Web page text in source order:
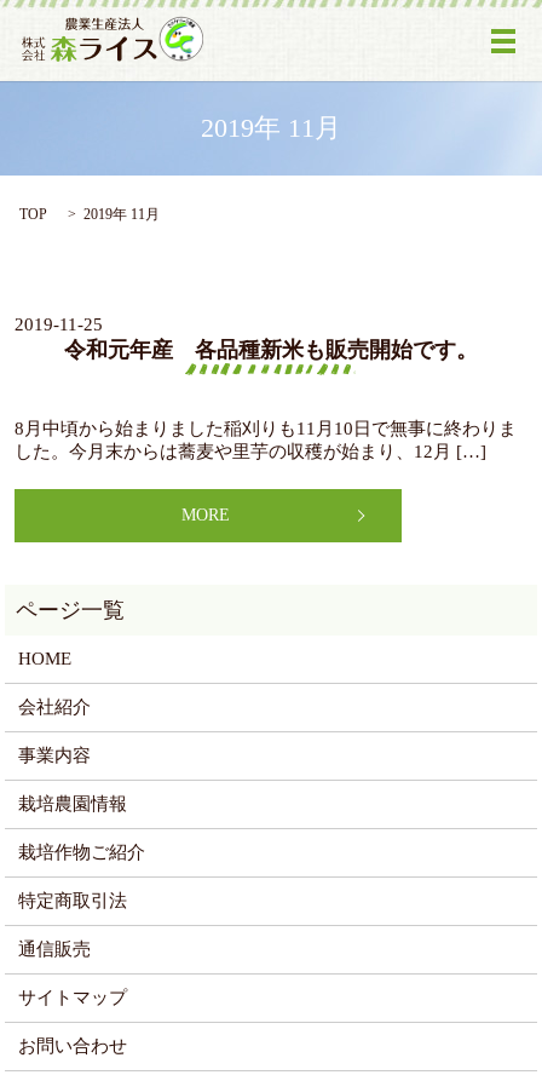
メ
2019年 11月
TOP 2019年 11月
2019-11-25
令和元年産 各品種新米も販売開始です。
8月中頃から始まりました稲刈りも11月10日で無事に終わりま
した。今月末からは蕎麦や里芋の収穫が始まり、12月 […]
MORE
HOME
会社紹介
事業内容
栽培農園情報
栽培作物ご紹介
特定商取引法
通信販売
サイトマップ
お問い合わせ